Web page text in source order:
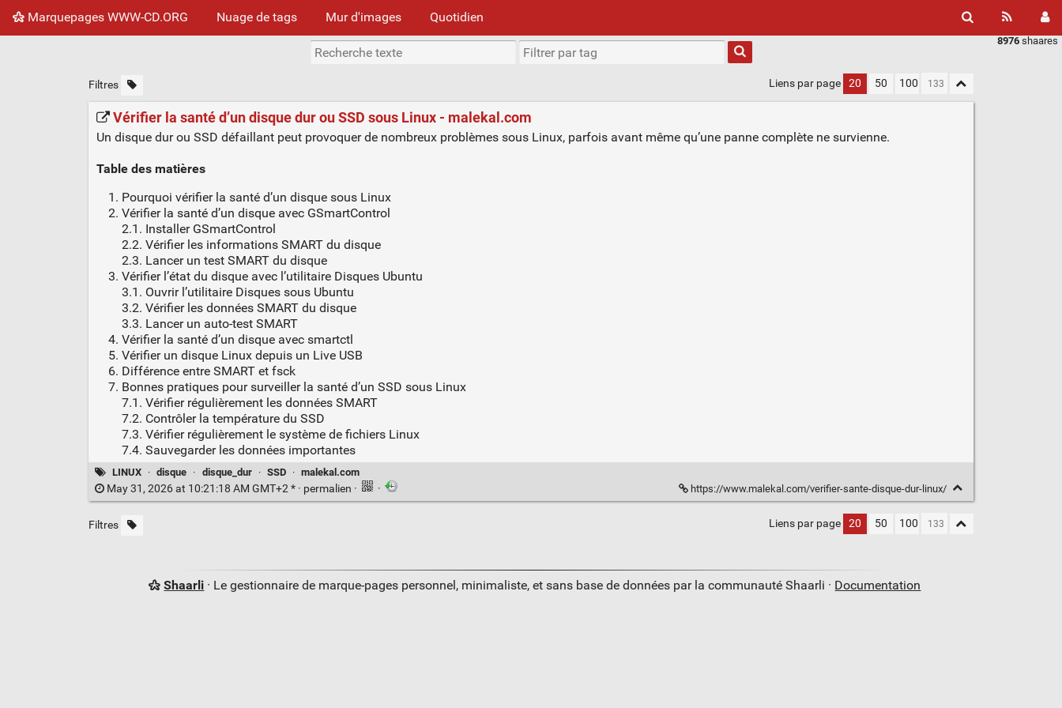
Marquepages WWW-CD.ORG Nuage de tags Mur d'images Quotidien
8976 shaares
Filtres Liens par page 20 50 100
Vérifier la santé d’un disque dur ou SSD sous Linux - malekal.com
Un disque dur ou SSD défaillant peut provoquer de nombreux problèmes sous Linux, parfois avant même qu’une panne complète ne survienne.
Table des matières
Pourquoi vérifier la santé d’un disque sous Linux
Vérifier la santé d’un disque avec GSmartControl
2.1. Installer GSmartControl
2.2. Vérifier les informations SMART du disque
2.3. Lancer un test SMART du disque
Vérifier l’état du disque avec l’utilitaire Disques Ubuntu
3.1. Ouvrir l’utilitaire Disques sous Ubuntu
3.2. Vérifier les données SMART du disque
3.3. Lancer un auto-test SMART
Vérifier la santé d’un disque avec smartctl
Vérifier un disque Linux depuis un Live USB
Différence entre SMART et fsck
Bonnes pratiques pour surveiller la santé d’un SSD sous Linux
7.1. Vérifier régulièrement les données SMART
7.2. Contrôler la température du SSD
7.3. Vérifier régulièrement le système de fichiers Linux
7.4. Sauvegarder les données importantes
LINUX · disque · disque_dur · SSD · malekal.com
May 31, 2026 at 10:21:18 AM GMT+2 * · permalien · · https://www.malekal.com/verifier-sante-disque-dur-linux/
Filtres Liens par page 20 50 100
Shaarli · Le gestionnaire de marque-pages personnel, minimaliste, et sans base de données par la communauté Shaarli · Documentation